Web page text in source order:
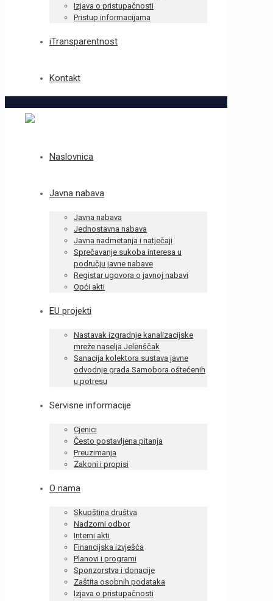
Izjava o pristupačnosti
Pristup informacijama
iTransparentnost
Kontakt
Naslovnica
Javna nabava
Javna nabava
Jednostavna nabava
Javna nadmetanja i natječaji
Sprečavanje sukoba interesa u
području javne nabave
Registar ugovora o javnoj nabavi
Opći akti
EU projekti
Nastavak izgradnje kanalizacijske
mreže naselja Jelenščak
Sanacija kolektora sustava javne
odvodnje grada Samobora oštećenih
u potresu
Servisne informacije
Cjenici
Često postavljena pitanja
Preuzimanja
Zakoni i propisi
O nama
Skupština društva
Nadzorni odbor
Interni akti
Financijska izvješća
Planovi i programi
Sponzorstva i donacije
Zaštita osobnih podataka
Izjava o pristupačnosti